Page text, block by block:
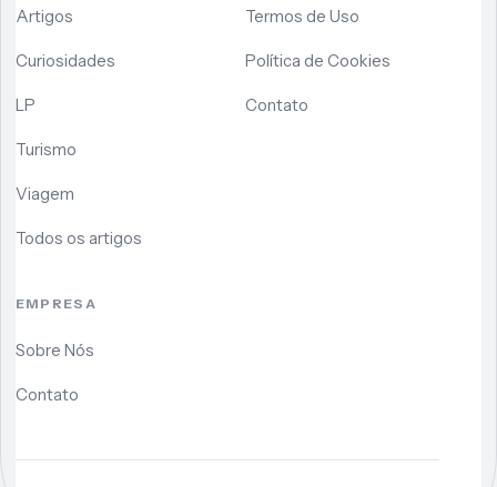
Artigos
Curiosidades
LP
Turismo
Viagem
Todos os artigos
Termos de Uso
Política de Cookies
Contato
EMPRESA
Sobre Nós
Contato